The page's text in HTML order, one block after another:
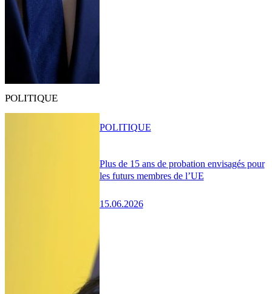
POLITIQUE
Plus de 15 ans de probation envisagés pour
les futurs membres de l’UE
15.06.2026
POLITIQUE